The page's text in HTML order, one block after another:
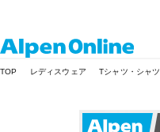
Online
TOP レディスウェア Tシャツ・シャツ